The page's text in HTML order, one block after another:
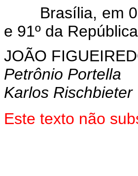
Brasília, em 05
e 91º da
JOÃO
Petrônio Portella
Karlos Rischbieter
Este texto não